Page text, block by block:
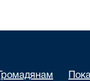
Громадянам